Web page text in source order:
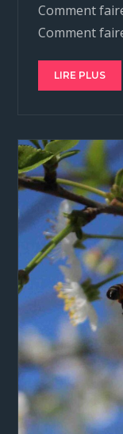
Comment
Comment
LIRE PLUS